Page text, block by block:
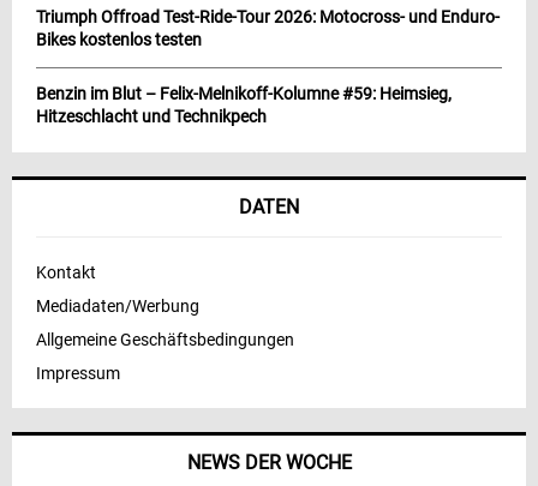
NEWS DER WOCHE
Triumph Offroad Test-Ride-Tour 2026: Motocross- und Enduro-
Bikes kostenlos testen
Benzin im Blut – Felix-Melnikoff-Kolumne #59: Heimsieg,
Hitzeschlacht und Technikpech
DATEN
Kontakt
Mediadaten/Werbung
Allgemeine Geschäftsbedingungen
Impressum